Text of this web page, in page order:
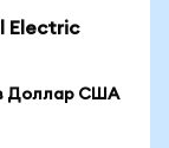
Electric
Доллар США